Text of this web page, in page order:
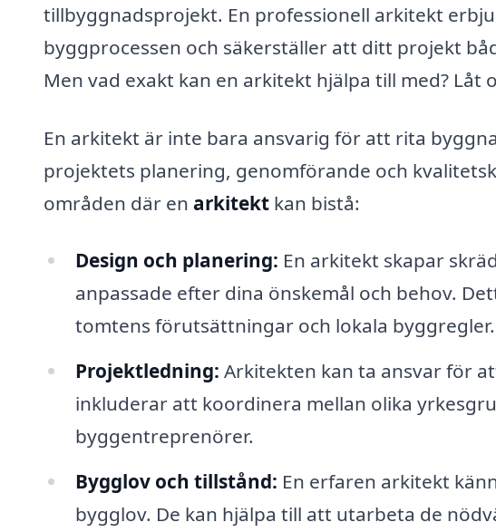
tillbyggnadsprojekt. En professionell arkitekt
byggprocessen och säkerställer att ditt projekt
Men vad exakt kan en arkitekt hjälpa till med? Låt
En arkitekt är inte bara ansvarig för att rita
projektets planering, genomförande och
områden där en arkitekt kan bistå:
Design och planering: En arkitekt skapar
anpassade efter dina önskemål och behov.
tomtens förutsättningar och lokala byggregler.
Projektledning: Arkitekten kan ta ansvar för
inkluderar att koordinera mellan olika
byggentreprenörer.
Bygglov och tillstånd: En erfaren arkitekt
bygglov. De kan hjälpa till att utarbeta de